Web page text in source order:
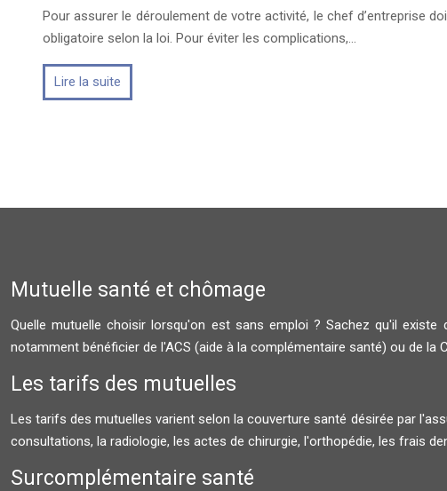
Pour assurer le déroulement de votre activité, le chef d’entreprise
obligatoire selon la loi. Pour éviter les complications,…
Lire la suite
Mutuelle santé et chômage
Quelle mutuelle choisir lorsqu'on est sans emploi ? Sachez qu'il
notamment bénéficier de l'ACS (aide à la complémentaire santé) ou de la
Les tarifs des mutuelles
Les tarifs des mutuelles varient selon la couverture santé désirée par
consultations, la radiologie, les actes de chirurgie, l'orthopédie, les frais
Surcomplémentaire santé